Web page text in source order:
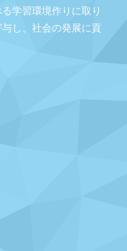
学習環境作りに取り
し、社会の発展に貢